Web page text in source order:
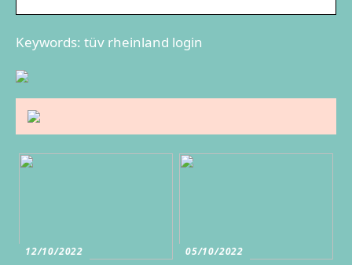
Keywords: tüv rheinland login
12/10/2022 05/10/2022